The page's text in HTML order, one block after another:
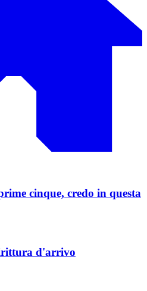
cinque, credo in questa
d'arrivo